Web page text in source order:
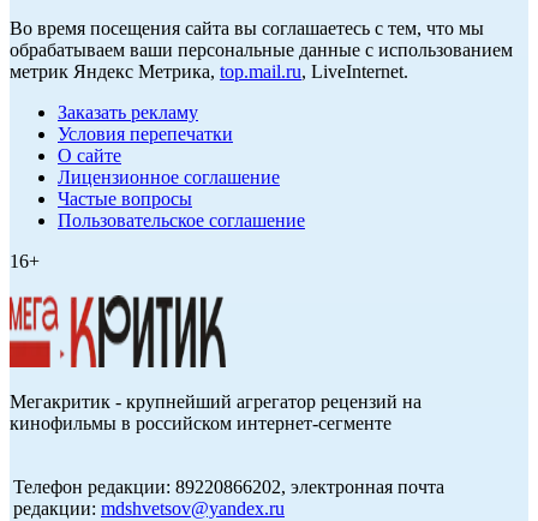
Во время посещения сайта вы соглашаетесь с тем, что мы
обрабатываем ваши персональные данные с использованием
метрик Яндекс Метрика, top.mail.ru, LiveInternet.
Заказать рекламу
Условия перепечатки
О сайте
Лицензионное соглашение
Частые вопросы
Пользовательское соглашение
16+
Мегакритик - крупнейший агрегатор рецензий на
кинофильмы в российском интернет-сегменте
Телефон редакции: 89220866202, электронная почта
редакции: mdshvetsov@yandex.ru